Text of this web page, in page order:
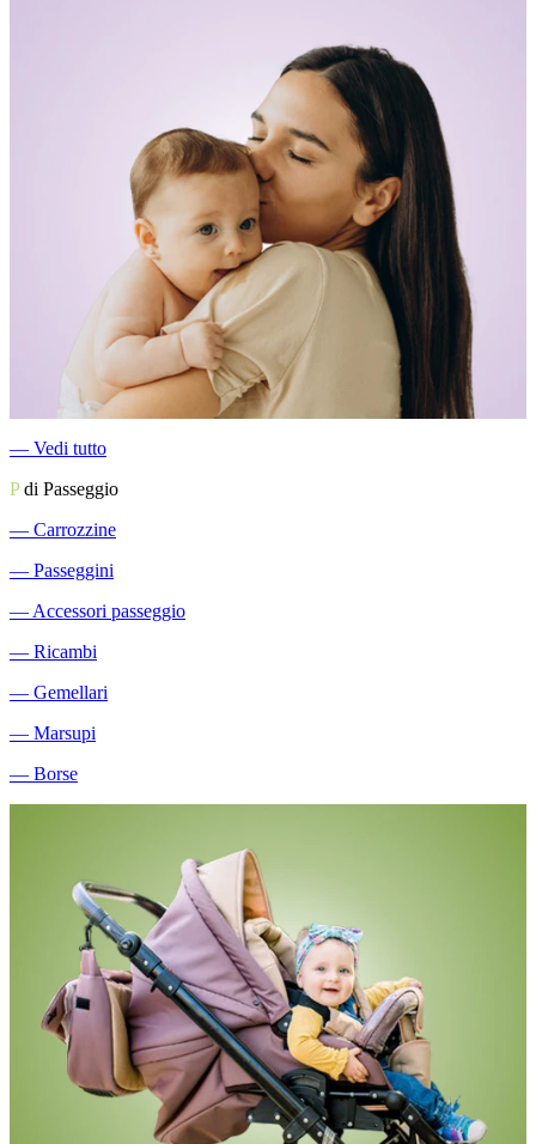
― Vedi tutto
Pdi Passeggio
― Carrozzine
― Passeggini
― Accessori passeggio
― Ricambi
― Gemellari
― Marsupi
― Borse